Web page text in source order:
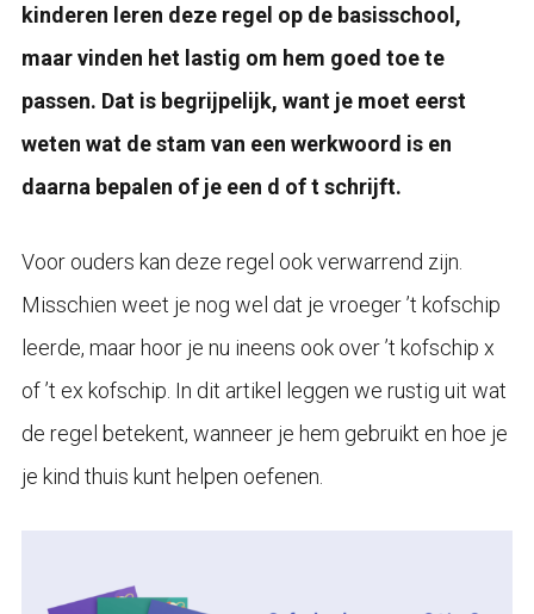
kinderen leren deze regel op de basisschool,
maar vinden het lastig om hem goed toe te
passen. Dat is begrijpelijk, want je moet eerst
weten wat de stam van een werkwoord is en
daarna bepalen of je een d of t schrijft.
Voor ouders kan deze regel ook verwarrend zijn.
Misschien weet je nog wel dat je vroeger ’t kofschip
leerde, maar hoor je nu ineens ook over ’t kofschip x
of ’t ex kofschip. In dit artikel leggen we rustig uit wat
de regel betekent, wanneer je hem gebruikt en hoe je
je kind thuis kunt helpen oefenen.